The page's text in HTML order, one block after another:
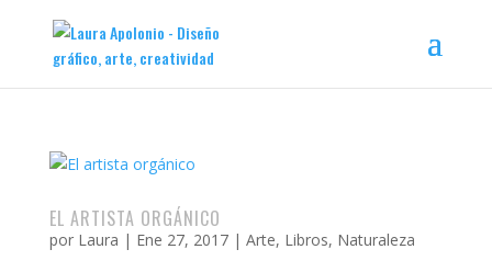
EL ARTISTA ORGÁNICO
por Laura | Ene 27, 2017| Arte, Libros, Naturaleza